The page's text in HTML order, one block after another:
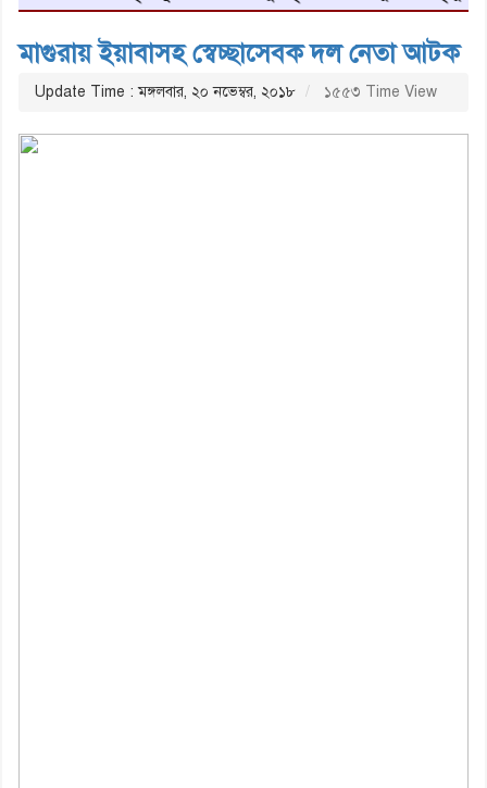
মাগুরায় ইয়াবাসহ স্বেচ্ছাসেবক দল নেতা আটক
Update Time : মঙ্গলবার, ২০ নভেম্বর, ২০১৮ ১৫৫৩ Time View